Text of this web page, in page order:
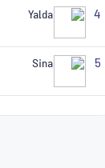
4
Yalda
5
Sina